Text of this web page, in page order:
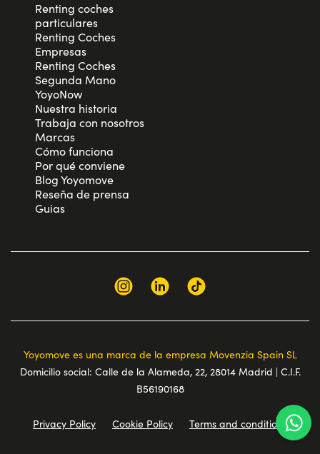
Renting coches
particulares
Renting Coches
Empresas
Renting Coches
Segunda Mano
YoyoNow
Nuestra historia
Trabaja con nosotros
Marcas
Cómo funciona
Por qué conviene
Blog Yoyomove
Reseña de prensa
Guias
Yoyomove es una marca de la empresa Movenzia Spain SL
Domicilio social: Calle de la Alameda, 22, 28014 Madrid | C.I.F.
B56190168
Privacy Policy Cookie Policy Terms and conditions